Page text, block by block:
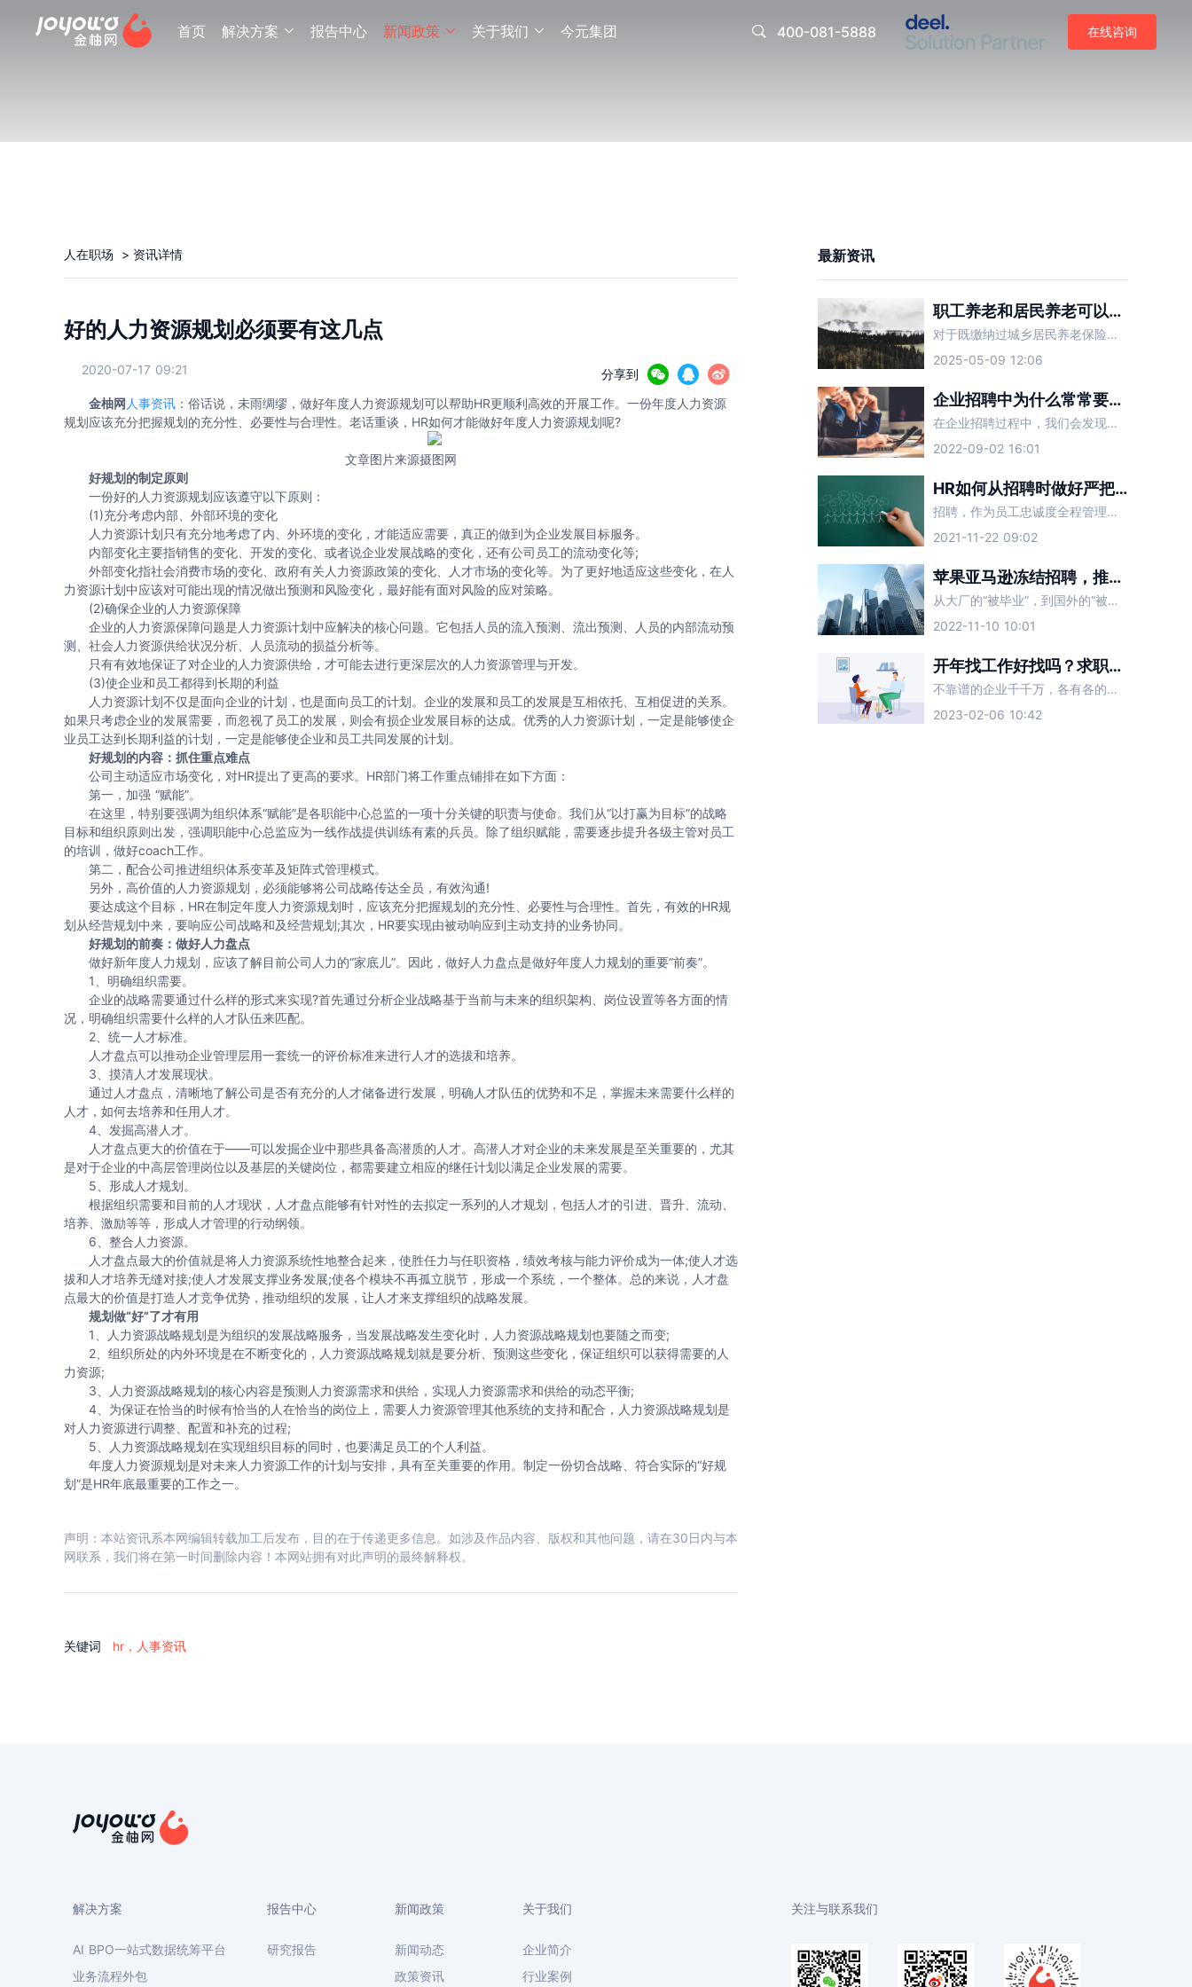
首页 解决方案  报告中心 新闻政策  关于我们  今元集团  400-081-5888 在线咨询
人在职场 > 资讯详情
好的人力资源规划必须要有这几点
2020-07-17 09:21 分享到   
金柚网 人事资讯 ：俗话说，未雨绸缪，做好年度人力资源规划可以帮助HR更顺利高效的开展工作。一份年度人力资源
规划应该充分把握规划的充分性、必要性与合理性。老话重谈，HR如何才能做好年度人力资源规划呢?
文章图片来源摄图网
好规划的制定原则
一份好的人力资源规划应该遵守以下原则：
(1)充分考虑内部、外部环境的变化
人力资源计划只有充分地考虑了内、外环境的变化，才能适应需要，真正的做到为企业发展目标服务。
内部变化主要指销售的变化、开发的变化、或者说企业发展战略的变化，还有公司员工的流动变化等;
外部变化指社会消费市场的变化、政府有关人力资源政策的变化、人才市场的变化等。为了更好地适应这些变化，在人
力资源计划中应该对可能出现的情况做出预测和风险变化，最好能有面对风险的应对策略。
(2)确保企业的人力资源保障
企业的人力资源保障问题是人力资源计划中应解决的核心问题。它包括人员的流入预测、流出预测、人员的内部流动预
测、社会人力资源供给状况分析、人员流动的损益分析等。
只有有效地保证了对企业的人力资源供给，才可能去进行更深层次的人力资源管理与开发。
(3)使企业和员工都得到长期的利益
人力资源计划不仅是面向企业的计划，也是面向员工的计划。企业的发展和员工的发展是互相依托、互相促进的关系。
如果只考虑企业的发展需要，而忽视了员工的发展，则会有损企业发展目标的达成。优秀的人力资源计划，一定是能够使企
业员工达到长期利益的计划，一定是能够使企业和员工共同发展的计划。
好规划的内容：抓住重点难点
公司主动适应市场变化，对HR提出了更高的要求。HR部门将工作重点铺排在如下方面：
第一，加强 “赋能”。
在这里，特别要强调为组织体系“赋能”是各职能中心总监的一项十分关键的职责与使命。我们从“以打赢为目标”的战略
目标和组织原则出发，强调职能中心总监应为一线作战提供训练有素的兵员。除了组织赋能，需要逐步提升各级主管对员工
的培训，做好coach工作。
第二，配合公司推进组织体系变革及矩阵式管理模式。
另外，高价值的人力资源规划，必须能够将公司战略传达全员，有效沟通!
要达成这个目标，HR在制定年度人力资源规划时，应该充分把握规划的充分性、必要性与合理性。首先，有效的HR规
划从经营规划中来，要响应公司战略和及经营规划;其次，HR要实现由被动响应到主动支持的业务协同。
好规划的前奏：做好人力盘点
做好新年度人力规划，应该了解目前公司人力的“家底儿”。因此，做好人力盘点是做好年度人力规划的重要“前奏”。
1、明确组织需要。
企业的战略需要通过什么样的形式来实现?首先通过分析企业战略基于当前与未来的组织架构、岗位设置等各方面的情
况，明确组织需要什么样的人才队伍来匹配。
2、统一人才标准。
人才盘点可以推动企业管理层用一套统一的评价标准来进行人才的选拔和培养。
3、摸清人才发展现状。
通过人才盘点，清晰地了解公司是否有充分的人才储备进行发展，明确人才队伍的优势和不足，掌握未来需要什么样的
人才，如何去培养和任用人才。
4、发掘高潜人才。
人才盘点更大的价值在于——可以发掘企业中那些具备高潜质的人才。高潜人才对企业的未来发展是至关重要的，尤其
是对于企业的中高层管理岗位以及基层的关键岗位，都需要建立相应的继任计划以满足企业发展的需要。
5、形成人才规划。
根据组织需要和目前的人才现状，人才盘点能够有针对性的去拟定一系列的人才规划，包括人才的引进、晋升、流动、
培养、激励等等，形成人才管理的行动纲领。
6、整合人力资源。
人才盘点最大的价值就是将人力资源系统性地整合起来，使胜任力与任职资格，绩效考核与能力评价成为一体;使人才选
拔和人才培养无缝对接;使人才发展支撑业务发展;使各个模块不再孤立脱节，形成一个系统，一个整体。总的来说，人才盘
点最大的价值是打造人才竞争优势，推动组织的发展，让人才来支撑组织的战略发展。
规划做“好”了才有用
1、人力资源战略规划是为组织的发展战略服务，当发展战略发生变化时，人力资源战略规划也要随之而变;
2、组织所处的内外环境是在不断变化的，人力资源战略规划就是要分析、预测这些变化，保证组织可以获得需要的人
力资源;
3、人力资源战略规划的核心内容是预测人力资源需求和供给，实现人力资源需求和供给的动态平衡;
4、为保证在恰当的时候有恰当的人在恰当的岗位上，需要人力资源管理其他系统的支持和配合，人力资源战略规划是
对人力资源进行调整、配置和补充的过程;
5、人力资源战略规划在实现组织目标的同时，也要满足员工的个人利益。
年度人力资源规划是对未来人力资源工作的计划与安排，具有至关重要的作用。制定一份切合战略、符合实际的“好规
划”是HR年底最重要的工作之一。
声明：本站资讯系本网编辑转载加工后发布，目的在于传递更多信息。如涉及作品内容、版权和其他问题，请在30日内与本
网联系，我们将在第一时间删除内容！本网站拥有对此声明的最终解释权。
关键词 hr，人事资讯
最新资讯
职工养老和居民养老可以合并吗？
对于既缴纳过城乡居民养老保险又缴纳过职工养老保险的人而言，两种养老保险可以合并吗？
2025-05-09 12:06
企业招聘中为什么常常要求具备一定的抗压能力？
在企业招聘过程中，我们会发现不同的企业有不同的就业要求。大多数职位都需要吃苦，需要吃苦“具有一定的抗压能力”。有些招聘单位有这个要求的原因是什么？
2022-09-02 16:01
HR如何从招聘时做好严把员工忠诚度
招聘，作为员工忠诚度全程管理的第一站，是员工进入企业的“过滤器”，其“过滤”效果的好坏直接影响着后续阶段忠诚度管理的难度。因此，在招聘过程中，要以忠诚度为导向。
2021-11-22 09:02
苹果亚马逊冻结招聘，推特人力副总监被裁：招聘HR该怎么办？
从大厂的“被毕业”，到国外的“被裁员”，今年的裁员风波愈演愈烈，寒气已经传递到了每一个职场打工人。在这样的背景下，企业的招聘HR们，同样面临着裁员的境况。当公司业务开始收缩，不需要对外招聘时，招聘HR
2022-11-10 10:01
开年找工作好找吗？求职面试要注意避开这些坑
不靠谱的企业千千万，各有各的不同。2023新年已经结束，现在正处于职场人跳槽高发季，想要找到心仪的工作，要避开一些套路化的企业。面试时遇到这几种公司，一定要提高警惕，赶紧跑路。
2023-02-06 10:42
解决方案
AI BPO一站式数据统筹平台
业务流程外包
报告中心
研究报告
新闻政策
新闻动态
政策资讯
关于我们
企业简介
行业案例
关注与联系我们